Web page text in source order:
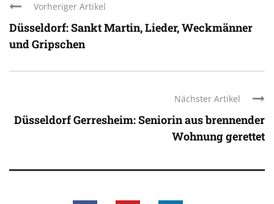
Vorheriger Artikel
Düsseldorf: Sankt Martin, Lieder, Weckmänner
und Gripschen
Nächster Artikel
Düsseldorf Gerresheim: Seniorin aus brennender
Wohnung gerettet